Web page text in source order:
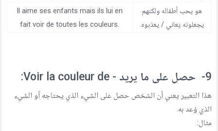
هو يحب أطفاله ولكنهم
يجعلونه يعاني / يعذبوه.
Il aime ses enfants mais ils lui en
fait voir de toutes les couleurs.
9- حصل على ما يريد - Voir la couleur de:
هذا التعبير يعني أن الشخص حصل على الشيء الذي يحتاجه أو الشيء
الذي وُعد به.
مثال: